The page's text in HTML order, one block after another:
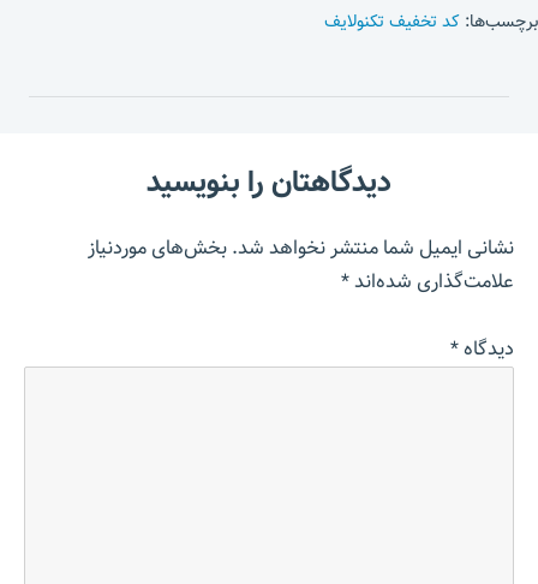
برچسب‌ها: کد تخفیف تکنولایف
دیدگاهتان را بنویسید
نشانی ایمیل شما منتشر نخواهد شد.بخش‌های موردنیاز
علامت‌گذاری شده‌اند*
دیدگاه*